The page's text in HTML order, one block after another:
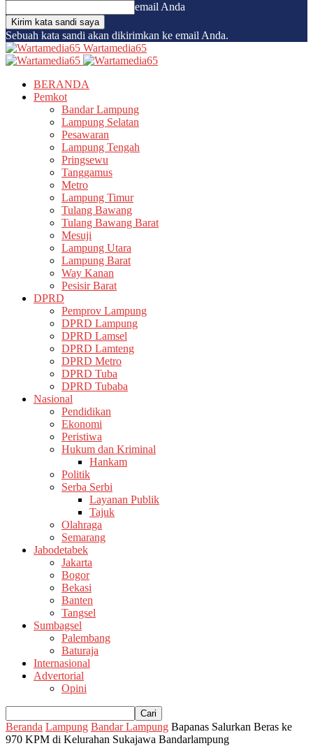
email Anda
Sebuah kata sandi akan dikirimkan ke email Anda.
Wartamedia65
BERANDA
Pemkot
Bandar Lampung
Lampung Selatan
Pesawaran
Lampung Tengah
Pringsewu
Tanggamus
Metro
Lampung Timur
Tulang Bawang
Tulang Bawang Barat
Mesuji
Lampung Utara
Lampung Barat
Way Kanan
Pesisir Barat
DPRD
Pemprov Lampung
DPRD Lampung
DPRD Lamsel
DPRD Lamteng
DPRD Metro
DPRD Tuba
DPRD Tubaba
Nasional
Pendidikan
Ekonomi
Peristiwa
Hukum dan Kriminal
Hankam
Politik
Serba Serbi
Layanan Publik
Tajuk
Olahraga
Semarang
Jabodetabek
Jakarta
Bogor
Bekasi
Banten
Tangsel
Sumbagsel
Palembang
Baturaja
Internasional
Advertorial
Opini
Beranda Lampung Bandar Lampung Bapanas Salurkan Beras ke
970 KPM di Kelurahan Sukajawa Bandarlampung